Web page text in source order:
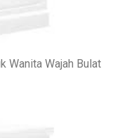
Wanita Wajah Bulat